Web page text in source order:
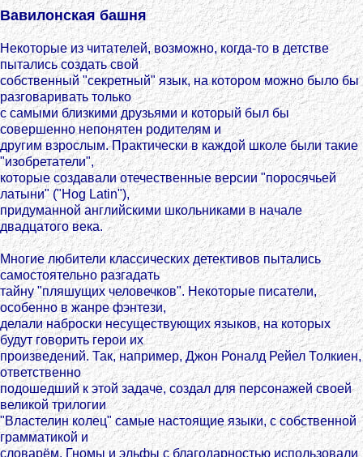
Вавилонская башня
Некоторые из читателей, возможно, когда-то в детстве
пытались создать свой
собственный "секретный" язык, на котором можно было бы
разговаривать только
с самыми близкими друзьями и который был бы
совершенно непонятен родителям и
другим взрослым. Практически в каждой школе были такие
"изобретатели",
которые создавали отечественные версии "поросячьей
латыни" ("Hog Latin"),
придуманной английскими школьниками в начале
двадцатого века.
Многие любители классических детективов пытались
самостоятельно разгадать
тайну "пляшущих человечков". Некоторые писатели,
особенно в жанре фэнтези,
делали наброски несуществующих языков, на которых
будут говорить герои их
произведений. Так, например, Джон Роналд Рейел Толкиен,
ответственно
подошедший к этой задаче, создал для персонажей своей
великой трилогии
"Властелин колец" самые настоящие языки, с собственной
грамматикой и
словарём. Гномы и эльфы с благодарностью использовали